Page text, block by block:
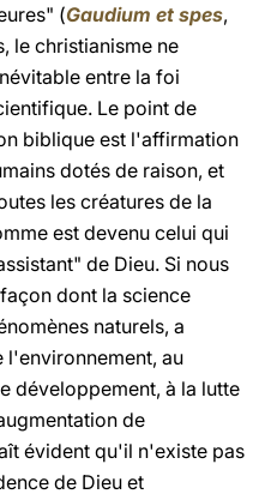
(Gaudium et spes,
le christianisme ne
entre la foi
Le point de
biblique est l'affirmation
dotés de raison, et
les créatures de la
est devenu celui qui
de Dieu. Si nous
dont la science
naturels, a
au
développement, à la lutte
de
évident qu'il n'existe pas
de Dieu et